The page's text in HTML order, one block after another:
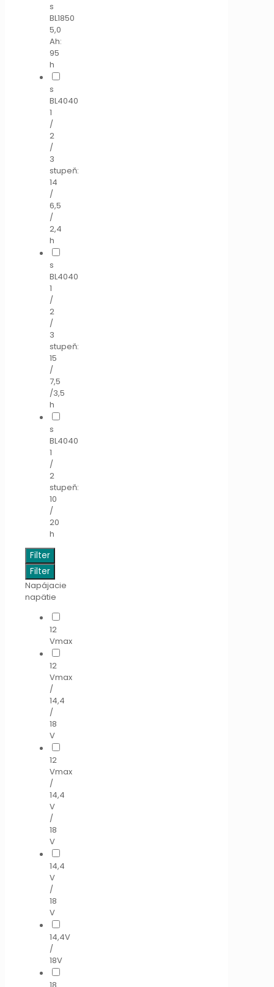
s
BL1850
5,0
Ah:
95
h
s
BL4040
1
/
2
/
3
stupeň:
14
/
6,5
/
2,4
h
s
BL4040
1
/
2
/
3
stupeň:
15
/
7,5
/3,5
h
s
BL4040
1
/
2
stupeň:
10
/
20
h
Filter
Filter
Napájacie
napätie
12
Vmax
12
Vmax
/
14,4
/
18
V
12
Vmax
/
14,4
V
/
18
V
14,4
V
/
18
V
14,4V
/
18V